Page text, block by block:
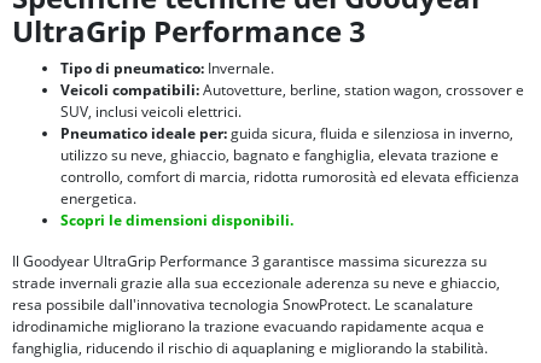
UltraGrip Performance 3
Tipo di pneumatico: Invernale.
Veicoli compatibili:Autovetture, berline, station wagon, crossover e
SUV, inclusi veicoli elettrici.
Pneumatico ideale per:guida sicura, fluida e silenziosa in inverno,
utilizzo su neve, ghiaccio, bagnato e fanghiglia, elevata trazione e
controllo, comfort di marcia, ridotta rumorosità ed elevata efficienza
energetica.
Scopri le dimensioni disponibili.
Il Goodyear UltraGrip Performance 3 garantisce massima sicurezza su
strade invernali grazie alla sua eccezionale aderenza su neve e ghiaccio,
resa possibile dall'innovativa tecnologia SnowProtect. Le scanalature
idrodinamiche migliorano la trazione evacuando rapidamente acqua e
fanghiglia, riducendo il rischio di aquaplaning e migliorando la stabilità.